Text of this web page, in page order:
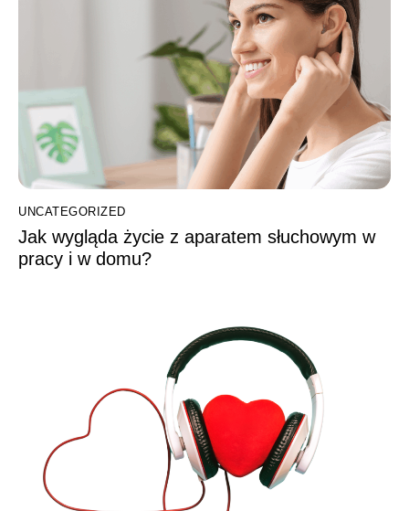
UNCATEGORIZED
Jak wygląda życie z aparatem słuchowym w
pracy i w domu?